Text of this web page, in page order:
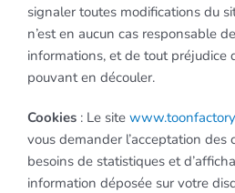
signaler toutes modifications du
n’est en aucun cas responsable
informations, et de tout préjudice
pouvant en découler.
Cookies : Le site
vous demander l’acceptation des
besoins de statistiques et
information déposée sur votre